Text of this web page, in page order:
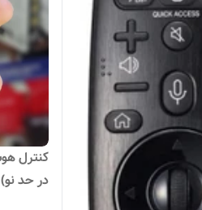
در حد نو)